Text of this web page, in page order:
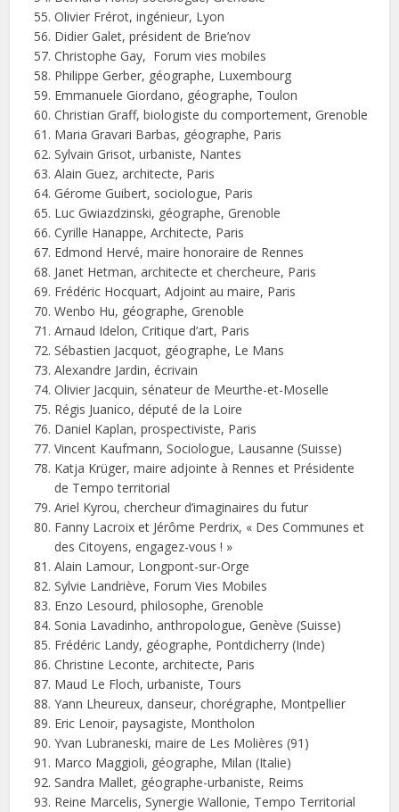
Olivier Frérot, ingénieur, Lyon
Didier Galet, président de Brie’nov
Christophe Gay, Forum vies mobiles
Philippe Gerber, géographe, Luxembourg
Emmanuele Giordano, géographe, Toulon
Christian Graff, biologiste du comportement, Grenoble
Maria Gravari Barbas, géographe, Paris
Sylvain Grisot, urbaniste, Nantes
Alain Guez, architecte, Paris
Gérome Guibert, sociologue, Paris
Luc Gwiazdzinski, géographe, Grenoble
Cyrille Hanappe, Architecte, Paris
Edmond Hervé, maire honoraire de Rennes
Janet Hetman, architecte et chercheure, Paris
Frédéric Hocquart, Adjoint au maire, Paris
Wenbo Hu, géographe, Grenoble
Arnaud Idelon, Critique d’art, Paris
Sébastien Jacquot, géographe, Le Mans
Alexandre Jardin, écrivain
Olivier Jacquin, sénateur de Meurthe-et-Moselle
Régis Juanico, député de la Loire
Daniel Kaplan, prospectiviste, Paris
Vincent Kaufmann, Sociologue, Lausanne (Suisse)
Katja Krüger, maire adjointe à Rennes et Présidente
de Tempo territorial
Ariel Kyrou, chercheur d’imaginaires du futur
Fanny Lacroix et Jérôme Perdrix, « Des Communes et
des Citoyens, engagez-vous ! »
Alain Lamour, Longpont-sur-Orge
Sylvie Landriève, Forum Vies Mobiles
Enzo Lesourd, philosophe, Grenoble
Sonia Lavadinho, anthropologue, Genève (Suisse)
Frédéric Landy, géographe, Pontdicherry (Inde)
Christine Leconte, architecte, Paris
Maud Le Floch, urbaniste, Tours
Yann Lheureux, danseur, chorégraphe, Montpellier
Eric Lenoir, paysagiste, Montholon
Yvan Lubraneski, maire de Les Molières (91)
Marco Maggioli, géographe, Milan (Italie)
Sandra Mallet, géographe-urbaniste, Reims
Reine Marcelis, Synergie Wallonie, Tempo Territorial